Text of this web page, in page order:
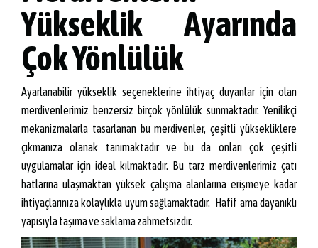
Yükseklik Ayarında
Çok Yönlülük
Ayarlanabilir yükseklik seçeneklerine ihtiyaç duyanlar için olan
merdivenlerimiz benzersiz birçok yönlülük sunmaktadır. Yenilikçi
mekanizmalarla tasarlanan bu merdivenler, çeşitli yüksekliklere
çıkmanıza olanak tanımaktadır ve bu da onları çok çeşitli
uygulamalar için ideal kılmaktadır. Bu tarz merdivenlerimiz çatı
hatlarına ulaşmaktan yüksek çalışma alanlarına erişmeye kadar
ihtiyaçlarınıza kolaylıkla uyum sağlamaktadır. Hafif ama dayanıklı
yapısıyla taşıma ve saklama zahmetsizdir.